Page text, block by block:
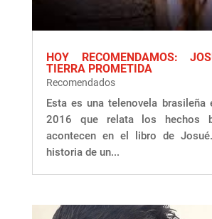
HOY RECOMENDAMOS:
TIERRA PROMETIDA
Recomendados
Esta es una telenovela brasileña
2016 que relata los hechos
acontecen en el libro de
historia de un...